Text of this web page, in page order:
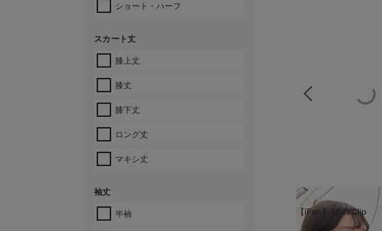
ショート・ハーフ
スカート丈
膝上丈
膝丈
膝下丈
ロング丈
マキシ丈
袖丈
半袖 【iFan】 MultiClip